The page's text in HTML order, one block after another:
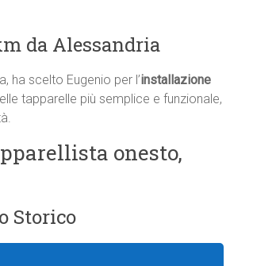
da Alessandria
ha scelto Eugenio per l’installazione
tapparelle più semplice e funzionale,
onesto,
Storico